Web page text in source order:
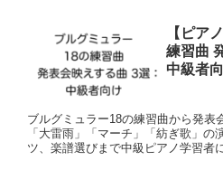
【ピア
練習曲
中級者
ブルグミュラー18の練習曲から発表
「大雷雨」「マーチ」「紡ぎ歌」の
ツ、楽譜選びまで中級ピアノ学習者